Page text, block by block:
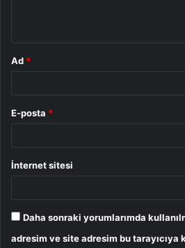
Ad *
E-posta *
İnternet sitesi
Daha sonraki yorumlarımda
adresim ve site adresim bu tarayıcıya